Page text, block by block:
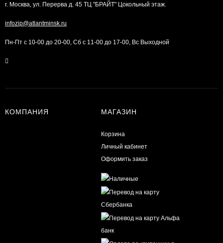
г. Москва, ул. Перерва д. 45 ТЦ "БРАЙТ" Цокольный этаж.
infozip@atlantminsk.ru
Пн-Пт с 10-00 до 20-00, Сб с 11-00 до 17-00, Вс Выходной
КОМПАНИЯ МАГАЗИН
Корзина
Личный кабинет
Оформить заказ